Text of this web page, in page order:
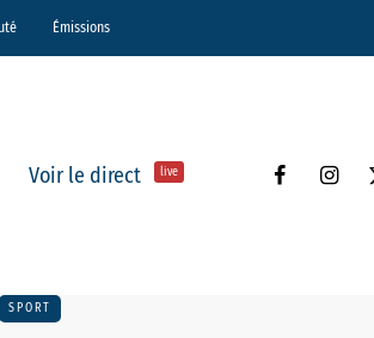
Émissions
Voir le direct live
SPORT